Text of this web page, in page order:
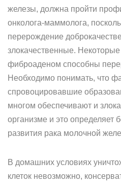
железы, должна пройти
онколога-маммолога,
перерождение
злокачественные.
фиброаденом способны
Необходимо понимать, что
спровоцировавшие
многом обеспечивают и
организме и это определяет
развития рака молочной
В домашних условиях
клеток невозможно,